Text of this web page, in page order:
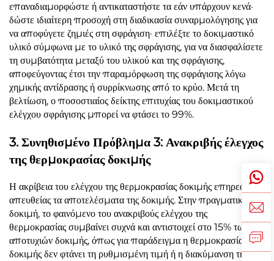
επαναδιαμορφώστε ή αντικαταστήστε τα εάν υπάρχουν κενά·
δώστε ιδιαίτερη προσοχή στη διαδικασία συναρμολόγησης για
να αποφύγετε ζημιές στη σφράγιση· επιλέξτε το δοκιμαστικό
υλικό σύμφωνα με το υλικό της σφράγισης, για να διασφαλίσετε
τη συμβατότητα μεταξύ του υλικού και της σφράγισης,
αποφεύγοντας έτσι την παραμόρφωση της σφράγισης λόγω
χημικής αντίδρασης ή συρρίκνωσης από το κρύο. Μετά τη
βελτίωση, ο ποσοστιαίος δείκτης επιτυχίας του δοκιμαστικού
ελέγχου σφράγισης μπορεί να φτάσει το 99%.
3. Συνηθισμένο Πρόβλημα 3: Ανακριβής έλεγχος
της θερμοκρασίας δοκιμής
Η ακρίβεια του ελέγχου της θερμοκρασίας δοκιμής επηρεάζει
απευθείας τα αποτελέσματα της δοκιμής. Στην πραγματική
δοκιμή, το φαινόμενο του ανακριβούς ελέγχου της
θερμοκρασίας συμβαίνει συχνά και αντιστοιχεί στο 15% των
αποτυχιών δοκιμής, όπως για παράδειγμα η θερμοκρασία
δοκιμής δεν φτάνει τη ρυθμισμένη τιμή ή η διακύμανση της